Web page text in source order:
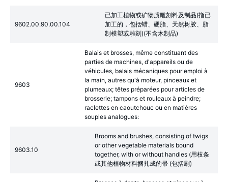
9602.00.90.00.104
已加工植物或矿物质雕刻料及制品(指已
加工的，包括蜡、硬脂、天然树胶、脂
制模塑或雕刻)(不含木制品)
9603
Balais et brosses, même constituant des
parties de machines, d'appareils ou de
véhicules, balais mécaniques pour emploi à
la main, autres qu'à moteur, pinceaux et
plumeaux; têtes préparées pour articles de
brosserie; tampons et rouleaux à peindre;
raclettes en caoutchouc ou en matières
souples analogues:
9603.10
Brooms and brushes, consisting of twigs
or other vegetable materials bound
together, with or without handles (用枝条
或其他植物材料捆扎成的帚 (包括刷)